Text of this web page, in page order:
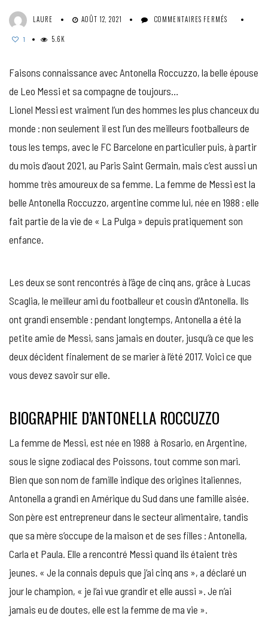
LAURE AOÛT 12, 2021 COMMENTAIRES FERMÉS
LA
LIONEL
MESSI
?
1 5.6K
Faisons connaissance avec Antonella Roccuzzo, la belle épouse
de Leo Messi et sa compagne de toujours…
Lionel Messi est vraiment l’un des hommes les plus chanceux du
monde : non seulement il est l’un des meilleurs footballeurs de
tous les temps, avec le FC Barcelone en particulier puis, à partir
du mois d’aout 2021, au Paris Saint Germain, mais c’est aussi un
homme très amoureux de sa femme. La femme de Messi est la
belle Antonella Roccuzzo, argentine comme lui, née en 1988 : elle
fait partie de la vie de « La Pulga » depuis pratiquement son
enfance.
Les deux se sont rencontrés à l’âge de cinq ans, grâce à Lucas
Scaglia, le meilleur ami du footballeur et cousin d’Antonella. Ils
ont grandi ensemble : pendant longtemps, Antonella a été la
petite amie de Messi, sans jamais en douter, jusqu’à ce que les
deux décident finalement de se marier à l’été 2017. Voici ce que
vous devez savoir sur elle.
BIOGRAPHIE D’ANTONELLA ROCCUZZO
La femme de Messi, est née en 1988 à Rosario, en Argentine,
sous le signe zodiacal des Poissons, tout comme son mari.
Bien que son nom de famille indique des origines italiennes,
Antonella a grandi en Amérique du Sud dans une famille aisée.
Son père est entrepreneur dans le secteur alimentaire, tandis
que sa mère s’occupe de la maison et de ses filles : Antonella,
Carla et Paula. Elle a rencontré Messi quand ils étaient très
jeunes. « Je la connais depuis que j’ai cinq ans », a déclaré un
jour le champion, « je l’ai vue grandir et elle aussi ». Je n’ai
jamais eu de doutes, elle est la femme de ma vie ».